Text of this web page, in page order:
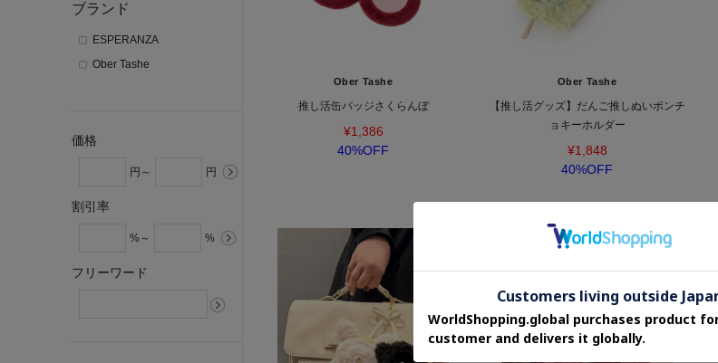
ブランド
ESPERANZA
Ober Tashe
価格
円～ 円
割引率
%～ %
フリーワード
Ober Tashe
推し活缶バッジさくらんぼ
¥1,386
40%OFF
Ober Tashe
【推し活グッズ】だんご推しぬいポンチ
ョキーホルダー
¥1,848
40%OFF